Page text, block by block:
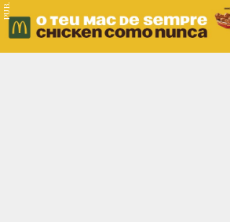
PUB.